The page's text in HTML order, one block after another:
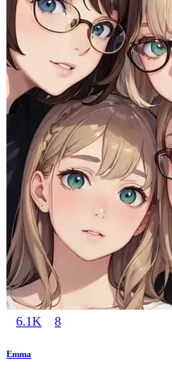
6.1K 8
Emma